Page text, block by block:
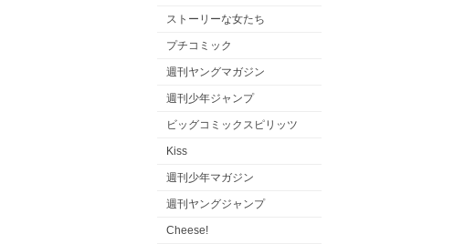
ストーリーな女たち
プチコミック
週刊ヤングマガジン
週刊少年ジャンプ
ビッグコミックスピリッツ
Kiss
週刊少年マガジン
週刊ヤングジャンプ
Cheese!